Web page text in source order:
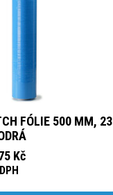
FÓLIE 500 MM, 23
Kč